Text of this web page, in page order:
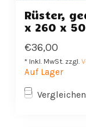
Rüster,
x 260 x
€36,00
* Inkl. MwSt. zzgl.
Auf Lager
Vergleichen